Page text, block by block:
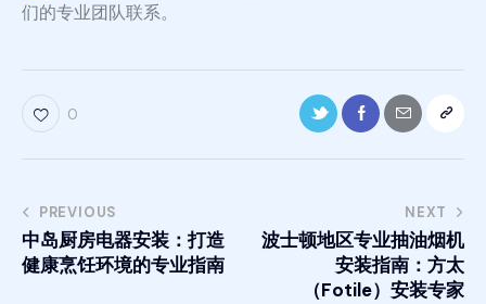
们的专业团队联系。
0
PREVIOUS
中岛厨房电器安装：打造
健康烹饪环境的专业指南
NEXT
波士顿地区专业抽油烟机
安装指南：方太
（Fotile）安装专家